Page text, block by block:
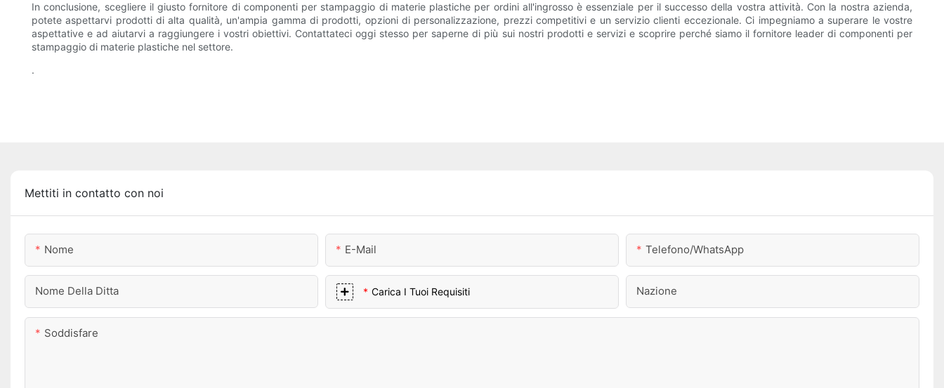
In conclusione, scegliere il giusto fornitore di componenti per stampaggio di materie plastiche per ordini all'ingrosso è essenziale per il successo della vostra attività. Con la nostra azienda,
potete aspettarvi prodotti di alta qualità, un'ampia gamma di prodotti, opzioni di personalizzazione, prezzi competitivi e un servizio clienti eccezionale. Ci impegniamo a superare le vostre
aspettative e ad aiutarvi a raggiungere i vostri obiettivi. Contattateci oggi stesso per saperne di più sui nostri prodotti e servizi e scoprire perché siamo il fornitore leader di componenti per
stampaggio di materie plastiche nel settore.
.
Mettiti in contatto con noi
Nome E-Mail Telefono/WhatsApp
Nome Della Ditta Carica I Tuoi Requisiti Nazione
Soddisfare